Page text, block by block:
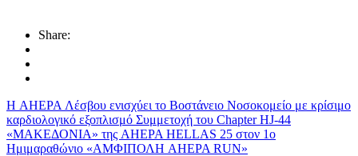
Share:
Η AHEPA Λέσβου ενισχύει το Βοστάνειο Νοσοκομείο με κρίσιμο
καρδιολογικό εξοπλισμό Συμμετοχή του Chapter HJ-44
«ΜΑΚΕΔΟΝΙΑ» της AHEPA HELLAS 25 στον 1ο
Ημιμαραθώνιο «ΑΜΦΙΠΟΛΗ AHEPA RUN»